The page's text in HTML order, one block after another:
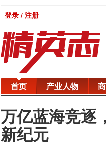
登录 / 注册
首页 产业人物
万亿蓝海竞逐
新纪元